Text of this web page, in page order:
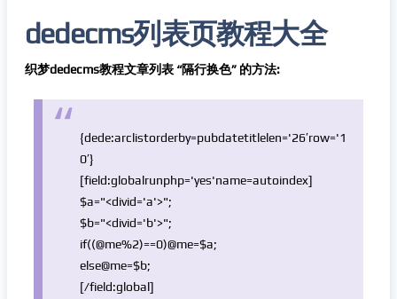
dedecms列表页教程大全
织梦dedecms教程文章列表 “隔行换色” 的方法:
{dede:arclistorderby=pubdatetitlelen='26′row='1
0′}
[field:globalrunphp='yes'name=autoindex]
$a="<divid='a'>";
$b="<divid='b'>";
if((@me%2)==0)@me=$a;
else@me=$b;
[/field:global]